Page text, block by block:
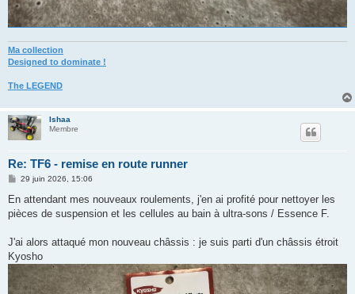
Ma collection
Designed to dominate !
The LEGEND
Ishaa
Membre
Re: TF6 - remise en route runner
M
s
a
29 juin 2026, 15:06
En attendant mes nouveaux roulements, j'en ai profité pour nettoyer les
pièces de suspension et les cellules au bain à ultra-sons / Essence F.
J'ai alors attaqué mon nouveau châssis : je suis parti d'un châssis étroit
Kyosho